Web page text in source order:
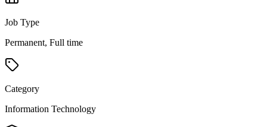
Job Type
Permanent, Full time
Category
Information Technology